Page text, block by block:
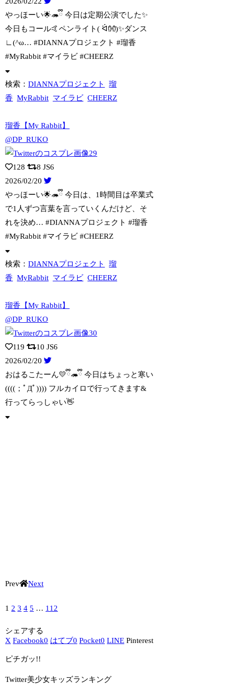
やっほーい🌟🦔ྀི 今日は定期公演でした✨️
今日もコール🤙ペンライト( ᐛ👐)✨ダンス
∟(^ω… #DIANNAプロジェクト #瑠香
#MyRabbit #マイラビ #CHEERZ
検索：DIANNAプロジェクト
瑠
香 MyRabbit マイラビ CHEERZ
瑠香【My Rabbit】
@DP_RUKO
128 8 JS6
2026/02/20
やっほーい🌟🦔ྀི 今日は、1時間目は卒業式
で1人ずつ言葉を言っていくんだけど 、そ
れを決め… #DIANNAプロジェクト #瑠香
#MyRabbit #マイラビ #CHEERZ
検索：DIANNAプロジェクト
瑠
香 MyRabbit マイラビ CHEERZ
瑠香【My Rabbit】
@DP_RUKO
119 10 JS6
2026/02/20
おはるこたーん💛ྀི🦔ྀི 今日はちょっと寒い
((((；ﾟДﾟ)))) フルカイ ロで行ってきます&
行ってらっしゃい👋
Prev Next
1 2 3 4 5 … 112
シェアする
X Facebook0 はてブ0 Pocket0 LINE Pinterest
ピチガッ!!
Twitter美少女キッズランキング